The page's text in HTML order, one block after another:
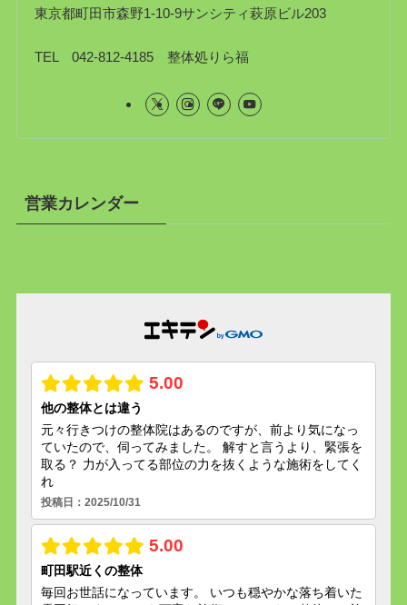
東京都町田市森野1-10-9サンシティ萩原ビル203
TEL 042-812-4185 整体処りら福
営業カレンダー